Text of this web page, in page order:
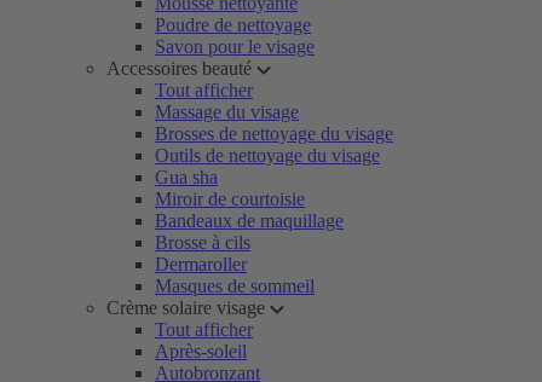
Poudre de nettoyage
Savon pour le visage
Accessoires beauté
Tout afficher
Massage du visage
Brosses de nettoyage du visage
Outils de nettoyage du visage
Gua sha
Miroir de courtoisie
Bandeaux de maquillage
Brosse à cils
Dermaroller
Masques de sommeil
Crème solaire visage
Tout afficher
Après-soleil
Autobronzant